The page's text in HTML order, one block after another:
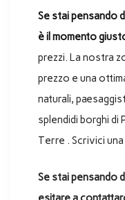
Se stai pensando
è il momento
prezzi. La nostra
prezzo e una
naturali,
splendidi borghi di
Terre . Scrivici
Se stai pensando